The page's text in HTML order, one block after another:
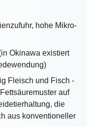
hohe Mikro-
Okinawa existiert
Fleisch und Fisch -
auf
die
aus konventioneller